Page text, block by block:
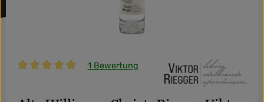
Durchschnittliche Bewertung von 5 von 5 Sternen
1 Bewertung